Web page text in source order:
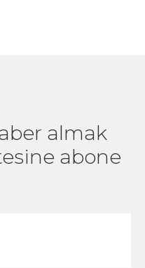
almak
abone